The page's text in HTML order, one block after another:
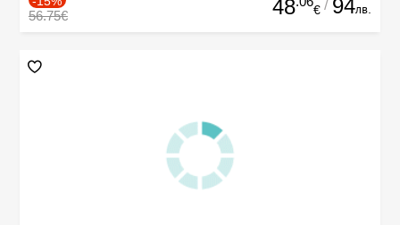
56.75€ 48 € / 94лв.